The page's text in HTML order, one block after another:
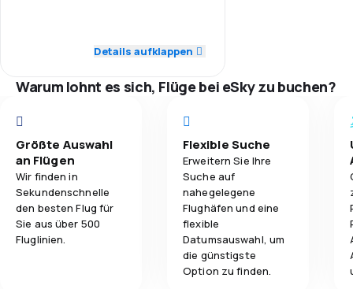
Verpflegung
Reisekomfort 3,0
Gepäckbeförderung 3,0
Verpflegung 3,0
Details aufklappen
Warum lohnt es sich, Flüge bei eSky zu buchen?
Größte Auswahl
an Flügen
Wir finden in
Sekundenschnelle
den besten Flug für
Sie aus über 500
Fluglinien.
Flexible Suche
Erweitern Sie Ihre
Suche auf
nahegelegene
Flughäfen und eine
flexible
Datumsauswahl, um
die günstigste
Option zu finden.